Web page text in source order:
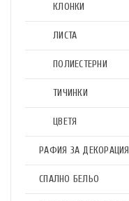
КЛОНКИ
ЛИСТА
ПОЛИЕСТЕРНИ
ТИЧИНКИ
ЦВЕТЯ
РАФИЯ ЗА ДЕКОРАЦИЯ
СПАЛНО БЕЛЬО